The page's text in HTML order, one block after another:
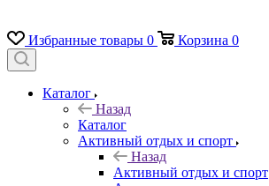
Избранные товары 0 Корзина 0
Каталог
Назад
Каталог
Активный отдых и спорт
Назад
Активный отдых и спорт